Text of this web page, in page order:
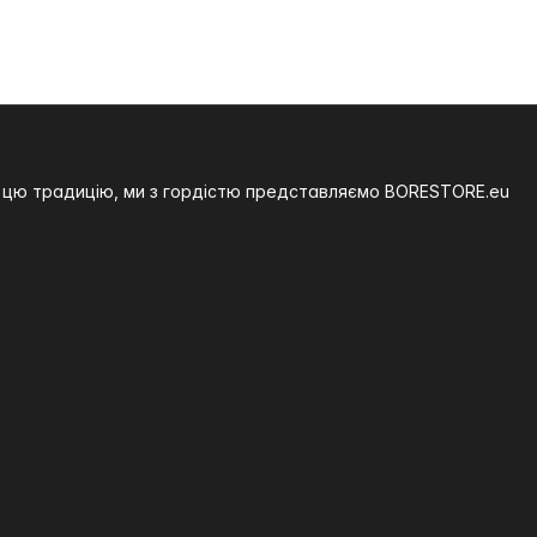
традицію, ми з гордістю представляємо BORESTORE.eu